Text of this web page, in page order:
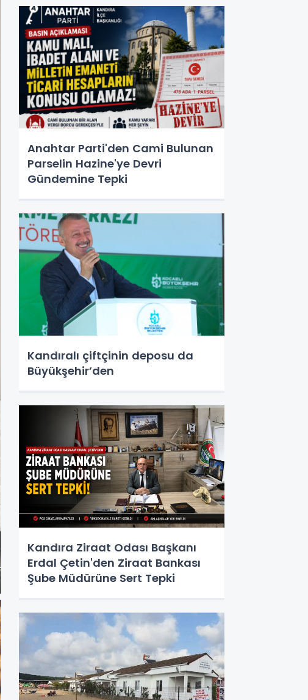
Anahtar Parti'den Cami Bulunan
Parselin Hazine'ye Devri
Gündemine Tepki
Kandıralı çiftçinin deposu da
Büyükşehir’den
Kandıra Ziraat Odası Başkanı
Erdal Çetin'den Ziraat Bankası
Şube Müdürüne Sert Tepki